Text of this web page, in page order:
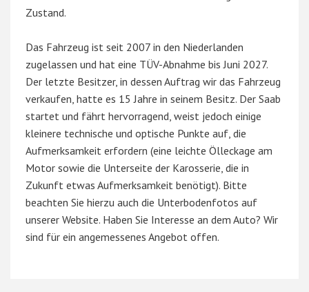
Zustand.
Das Fahrzeug ist seit 2007 in den Niederlanden
zugelassen und hat eine TÜV-Abnahme bis Juni 2027.
Der letzte Besitzer, in dessen Auftrag wir das Fahrzeug
verkaufen, hatte es 15 Jahre in seinem Besitz. Der Saab
startet und fährt hervorragend, weist jedoch einige
kleinere technische und optische Punkte auf, die
Aufmerksamkeit erfordern (eine leichte Ölleckage am
Motor sowie die Unterseite der Karosserie, die in
Zukunft etwas Aufmerksamkeit benötigt). Bitte
beachten Sie hierzu auch die Unterbodenfotos auf
unserer Website. Haben Sie Interesse an dem Auto? Wir
sind für ein angemessenes Angebot offen.